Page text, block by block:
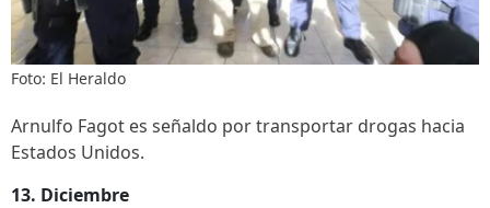
Foto: El Heraldo
Arnulfo Fagot es señaldo por transportar drogas hacia
Estados Unidos.
13. Diciembre